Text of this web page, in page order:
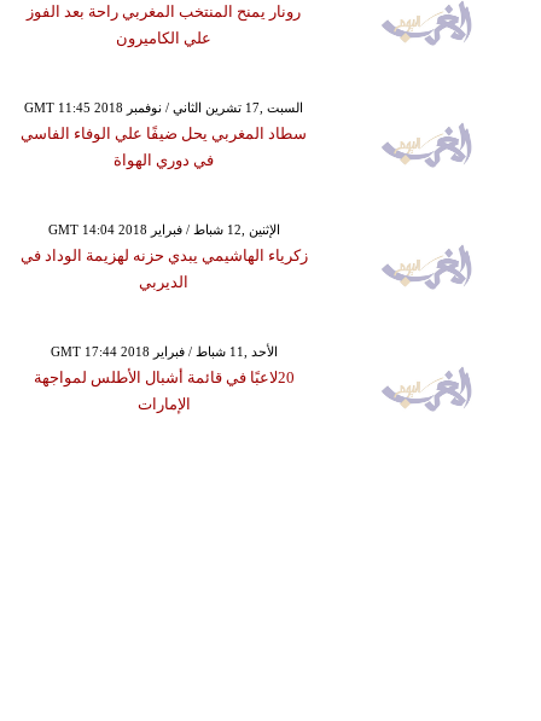
رونار يمنح المنتخب المغربي راحة بعد الفوز
علي الكاميرون
GMT 11:45 2018 السبت ,17 تشرين الثاني / نوفمبر
سطاد المغربي يحل ضيفًا علي الوفاء الفاسي
في دوري الهواة
GMT 14:04 2018 الإثنين ,12 شباط / فبراير
زكرياء الهاشيمي يبدي حزنه لهزيمة الوداد في
الديربي
GMT 17:44 2018 الأحد ,11 شباط / فبراير
20لاعبًا في قائمة أشبال الأطلس لمواجهة
الإمارات